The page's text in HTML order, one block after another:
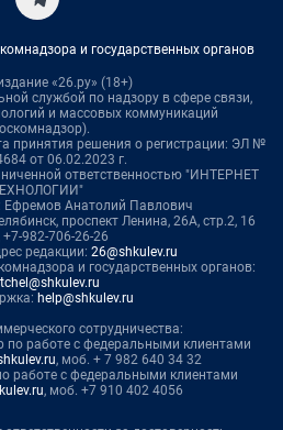
и государственных органов
«26.ру» (18+)
службой по надзору в сфере связи,
и массовых коммуникаций
принятия решения о регистрации: ЭЛ №
от 06.02.2023 г.
ответственностью "ИНТЕРНЕТ
Ефремов Анатолий Павлович
проспект Ленина, 26А, стр.2, 16
+7-982-706-26-26
редакции: 26@shkulev.ru
и государственных органов:
help@shkulev.ru
сотрудничества:
работе с федеральными клиентами
, моб. + 7 982 640 34 32
работе с федеральными клиентами
, моб. +7 910 402 4056